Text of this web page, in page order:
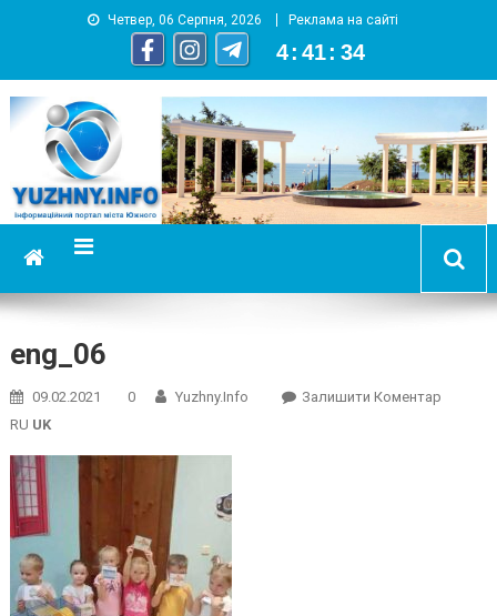
Четвер, 06 Серпня, 2026 Реклама на сайті
4 : 41 : 35
YUZHNY.INFO
информационный портал города Южный
eng_06
09.02.2021 0 Yuzhny.info Залишити КоментарOn
RU UK